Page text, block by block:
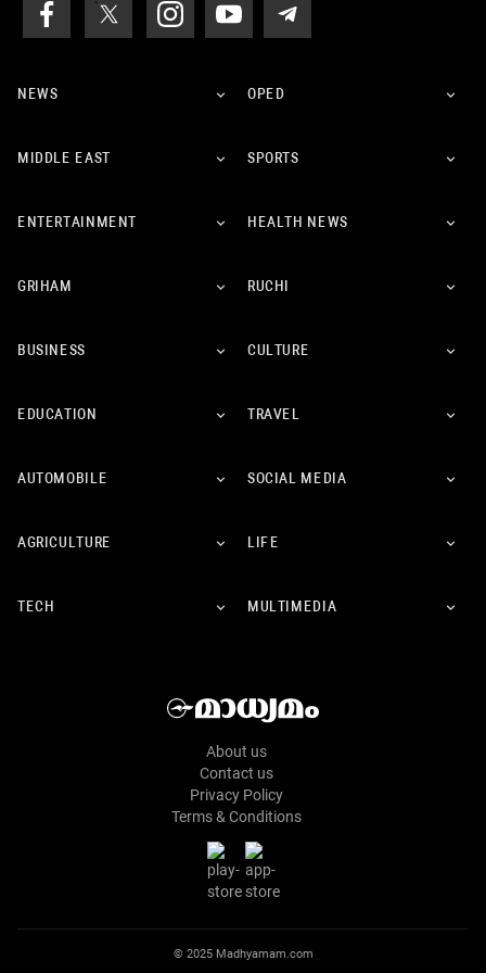
NEWS OPED
MIDDLE EAST SPORTS
ENTERTAINMENT HEALTH NEWS
GRIHAM RUCHI
BUSINESS CULTURE
EDUCATION TRAVEL
AUTOMOBILE SOCIAL MEDIA
AGRICULTURE LIFE
TECH MULTIMEDIA
About us
Contact us
Privacy Policy
Terms & Conditions
© 2025 Madhyamam.com